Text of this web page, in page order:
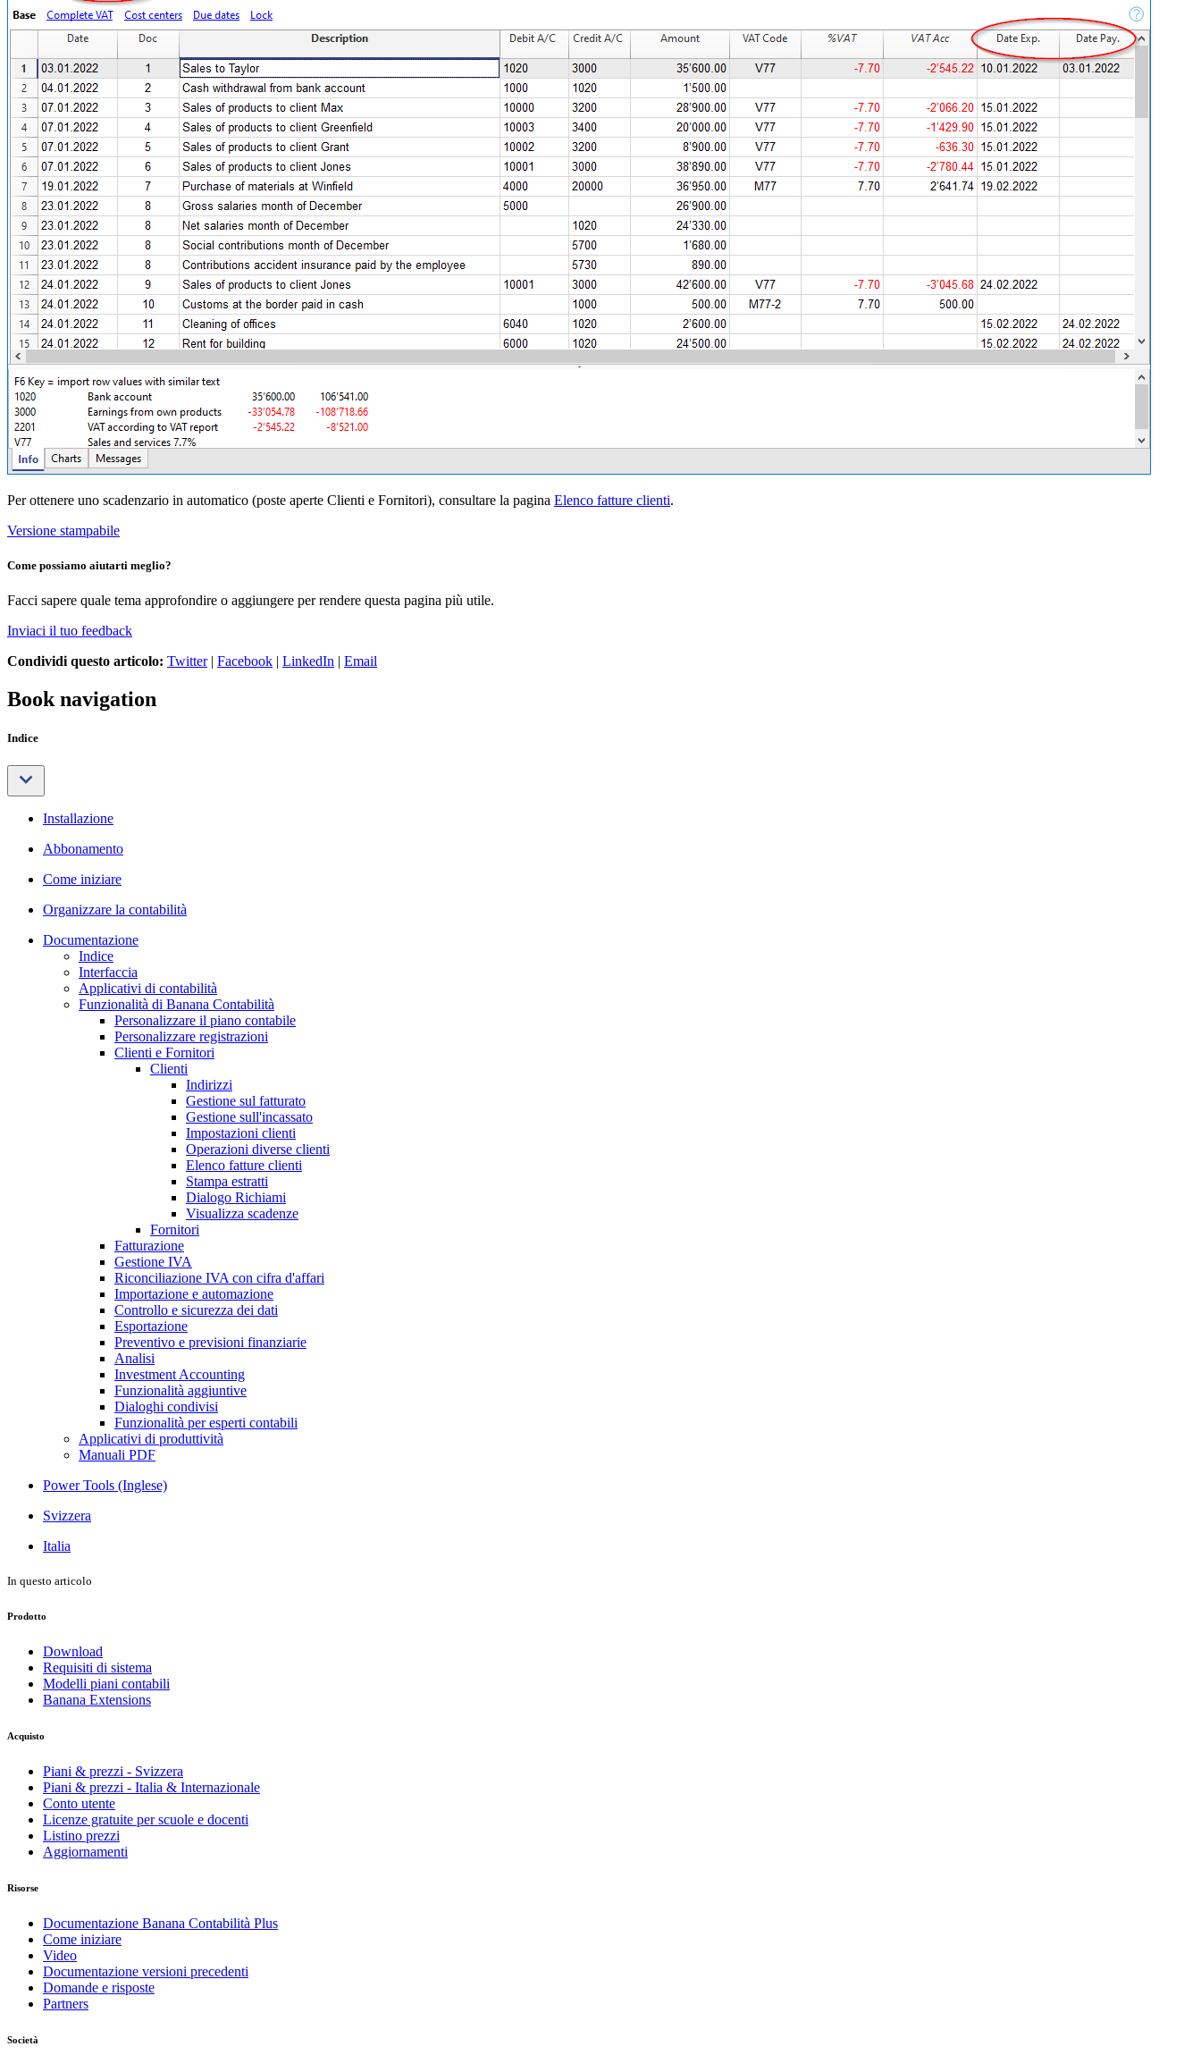
Per ottenere uno scadenzario in automatico (poste aperte Clienti e Fornitori), consultare la pagina Elenco fatture clienti.
Versione stampabile
Come possiamo aiutarti meglio?
Facci sapere quale tema approfondire o aggiungere per rendere questa pagina più utile.
Inviaci il tuo feedback
Condividi questo articolo: Twitter| Facebook | LinkedIn | Email
Book navigation
Indice
Installazione
Abbonamento
Come iniziare
Organizzare la contabilità
Documentazione
Indice
Interfaccia
Applicativi di contabilità
Funzionalità di Banana Contabilità
Personalizzare il piano contabile
Personalizzare registrazioni
Clienti e Fornitori
Clienti
Indirizzi
Gestione sul fatturato
Gestione sull'incassato
Impostazioni clienti
Operazioni diverse clienti
Elenco fatture clienti
Stampa estratti
Dialogo Richiami
Visualizza scadenze
Fornitori
Fatturazione
Gestione IVA
Riconciliazione IVA con cifra d'affari
Importazione e automazione
Controllo e sicurezza dei dati
Esportazione
Preventivo e previsioni finanziarie
Analisi
Investment Accounting
Funzionalità aggiuntive
Dialoghi condivisi
Funzionalità per esperti contabili
Applicativi di produttività
Manuali PDF
Power Tools (Inglese)
Svizzera
Italia
In questo articolo
Prodotto
Download
Requisiti di sistema
Modelli piani contabili
Banana Extensions
Acquisto
Piani & prezzi - Svizzera
Piani & prezzi - Italia & Internazionale
Conto utente
Licenze gratuite per scuole e docenti
Listino prezzi
Aggiornamenti
Risorse
Documentazione Banana Contabilità Plus
Come iniziare
Video
Documentazione versioni precedenti
Domande e risposte
Partners
Società